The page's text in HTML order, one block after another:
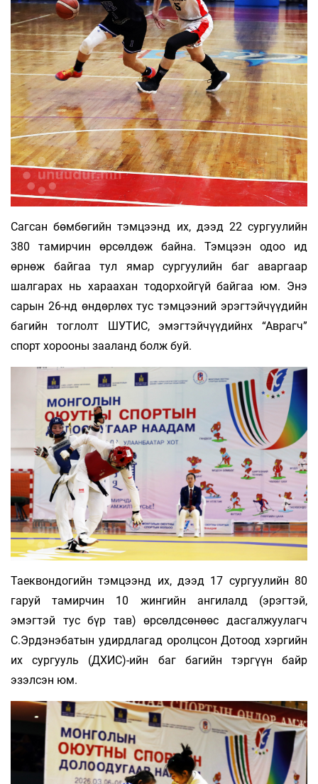
Сагсан бөмбөгийн тэмцээнд их, дээд 22 сургуулийн
380 тамирчин өрсөлдөж байна. Тэмцээн одоо ид
өрнөж байгаа тул ямар сургуулийн баг аваргаар
шалгарах нь хараахан тодорхойгүй байгаа юм. Энэ
сарын 26-нд өндөрлөх тус тэмцээний эрэгтэйчүүдийн
багийн тоглолт ШУТИС, эмэгтэйчүүдийнх “Аврагч”
спорт хорооны зааланд болж буй.
Таеквондогийн тэмцээнд их, дээд 17 сургуулийн 80
гаруй тамирчин 10 жингийн ангилалд (эрэгтэй,
эмэгтэй тус бүр тав) өрсөлдсөнөөс дасгалжуулагч
С.Эрдэнэбатын удирдлагад оролцсон До­тоод хэргийн
их сургууль (ДХИС)-ийн баг багийн тэргүүн байр
эзэлсэн юм.